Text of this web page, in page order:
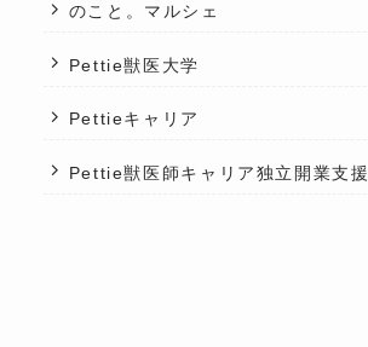
のこと。マルシェ
Pettie獣医大学
Pettieキャリア
Pettie獣医師キャリア独立開業支援